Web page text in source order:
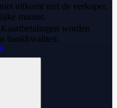
uitkomt met de verkoper,
manier.
Kaartbetalingen worden
bankkwaliteit.